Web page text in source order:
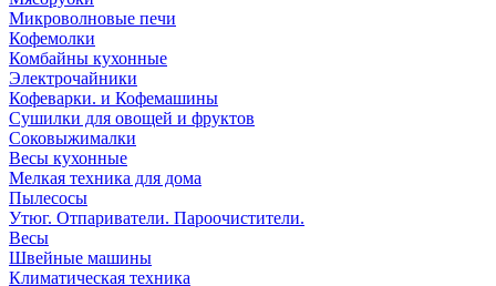
Микроволновые печи
Кофемолки
Комбайны кухонные
Электрочайники
Кофеварки. и Кофемашины
Сушилки для овощей и фруктов
Соковыжималки
Весы кухонные
Мелкая техника для дома
Пылесосы
Утюг. Отпариватели. Пароочистители.
Весы
Швейные машины
Климатическая техника